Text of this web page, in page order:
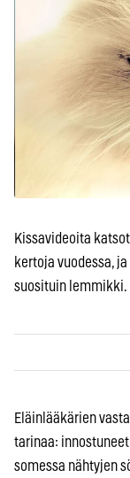
Kissavideoita
kertoja vuodessa,
suosituin lemmikki.
Eläinlääkärien
tarinaa:
somessa nähtyjen